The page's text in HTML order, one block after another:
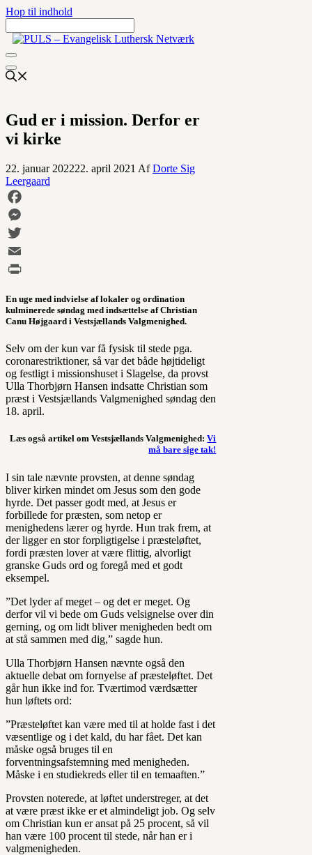
Hop til indhold
Gud er i mission. Derfor er
vi kirke
22. januar 202222. april 2021 AfDorte Sig
Leergaard
Facebook
Messenger
Twitter
Email
En uge med indvielse af lokaler og ordination
kulminerede søndag med indsættelse af Christian
Canu Højgaard i Vestsjællands Valgmenighed.
Selv om der kun var få fysisk til stede pga.
coronarestriktioner, så var det både højtideligt
og festligt i missionshuset i Slagelse, da provst
Ulla Thorbjørn Hansen indsatte Christian som
præst i Vestsjællands Valgmenighed søndag den
18. april.
Læs også artikel om Vestsjællands Valgmenighed:Vi
må bare sige tak!
I sin tale nævnte provsten, at denne søndag
bliver kirken mindet om Jesus som den gode
hyrde. Det passer godt med, at Jesus er
forbillede for præsten, som netop er
menighedens lærer og hyrde. Hun trak frem, at
der ligger en stor forpligtigelse i præsteløftet,
fordi præsten lover at være flittig, alvorligt
granske Guds ord og foregå med et godt
eksempel.
”Det lyder af meget – og det er meget. Og
derfor vil vi bede om Guds velsignelse over din
gerning, og om lidt bliver menigheden bedt om
at stå sammen med dig,” sagde hun.
Ulla Thorbjørn Hansen nævnte også den
aktuelle debat om fornyelse af præsteløftet. Det
går hun ikke ind for. Tværtimod værdsætter
hun løftets ord:
”Præsteløftet kan være med til at holde fast i det
væsentlige og i det kald, du har fået. Det kan
måske også bruges til en
forventningsafstemning med menigheden.
Måske i en studiekreds eller til en temaaften.”
Provsten noterede, at løftet understreger, at det
at være præst ikke er et almindeligt job. Og selv
om Christian kun er ansat på 25 procent, så vil
han være 100 procent til stede, når han er i
valgmenigheden.